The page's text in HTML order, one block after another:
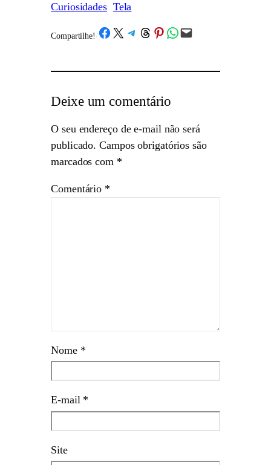
Curiosidades Tela
Compartilhe! /Share on Facebook
Share on X Share on Telegram
Share on Threads
Share on Pinterest
Share on WhatsApp
Email this Page
Deixe um comentário
O seu endereço de e-mail não será
publicado. Campos obrigatórios são
marcados com *
Comentário *
Nome *
E-mail *
Site